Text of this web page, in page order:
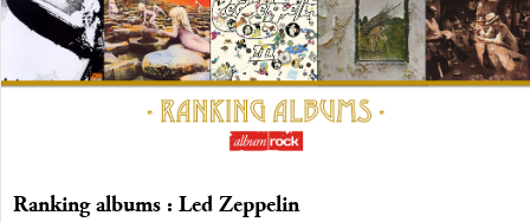
Ranking albums : Led Zeppelin